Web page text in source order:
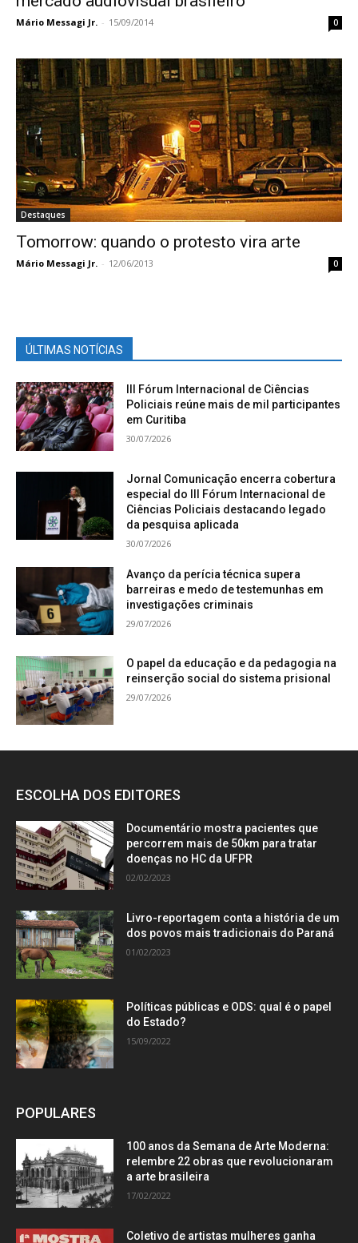
Mário Messagi Jr. - 15/09/2014 0
Destaques
Tomorrow: quando o protesto vira arte
Mário Messagi Jr. - 12/06/2013 0
ÚLTIMAS NOTÍCIAS
III Fórum Internacional de Ciências
Policiais reúne mais de mil participantes
em Curitiba
30/07/2026
Jornal Comunicação encerra cobertura
especial do III Fórum Internacional de
Ciências Policiais destacando legado
da pesquisa aplicada
30/07/2026
Avanço da perícia técnica supera
barreiras e medo de testemunhas em
investigações criminais
29/07/2026
O papel da educação e da pedagogia na
reinserção social do sistema prisional
29/07/2026
ESCOLHA DOS EDITORES
Documentário mostra pacientes que
percorrem mais de 50km para tratar
doenças no HC da UFPR
02/02/2023
Livro-reportagem conta a história de um
dos povos mais tradicionais do Paraná
01/02/2023
Políticas públicas e ODS: qual é o papel
do Estado?
15/09/2022
POPULARES
100 anos da Semana de Arte Moderna:
relembre 22 obras que revolucionaram
a arte brasileira
17/02/2022
Coletivo de artistas mulheres ganha